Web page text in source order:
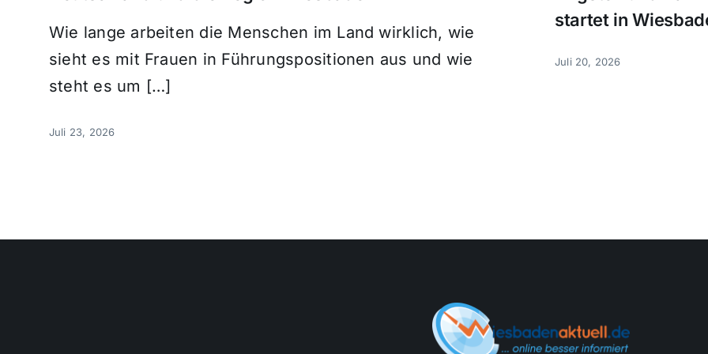
Wie lange arbeiten die Menschen im Land wirklich, wie
sieht es mit Frauen in Führungspositionen aus und wie
steht es um […]
Juli 23, 2026
startet in
Juli 20, 2026